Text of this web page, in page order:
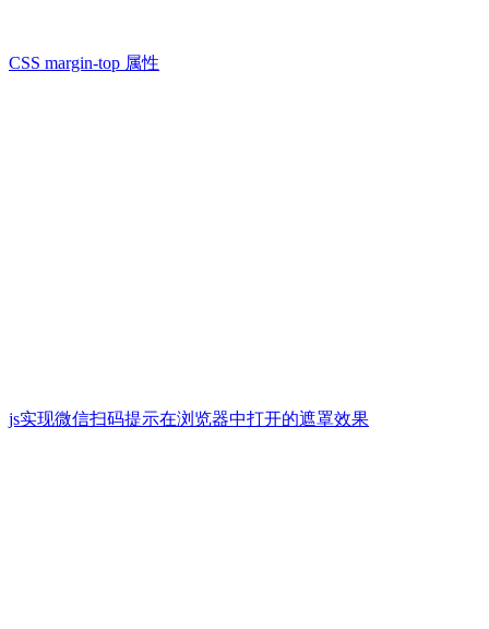
CSS margin-top 属性
js实现微信扫码提示在浏览器中打开的遮罩效果